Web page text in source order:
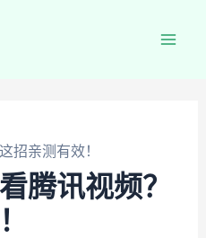
招亲测有效！
腾讯视频？